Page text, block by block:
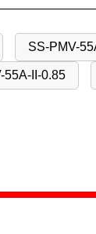
SS-PMV-
55A-II-0.85